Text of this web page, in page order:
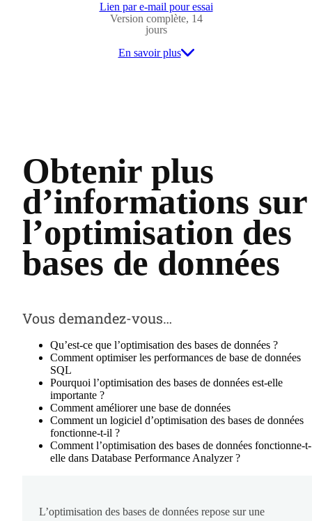
Lien par e-mail pour essai
Version complète, 14
jours
En savoir plus
Obtenir plus
d’informations sur
l’optimisation des
bases de données
Vous demandez-vous…
Qu’est-ce que l’optimisation des bases de données ?
Comment optimiser les performances de base de données
SQL
Pourquoi l’optimisation des bases de données est-elle
importante ?
Comment améliorer une base de données
Comment un logiciel d’optimisation des bases de données
fonctionne-t-il ?
Comment l’optimisation des bases de données fonctionne-t-
elle dans Database Performance Analyzer ?
L’optimisation des bases de données repose sur une